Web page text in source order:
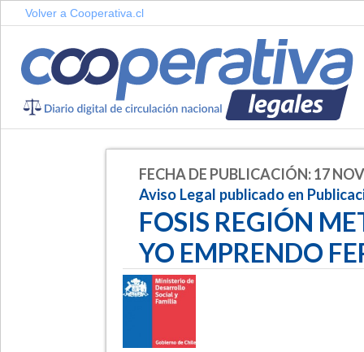
Volver a Cooperativa.cl
FECHA DE PUBLICACIÓN: 17
Aviso Legal publicado en
FOSIS REGIÓN
YO EMPRENDO